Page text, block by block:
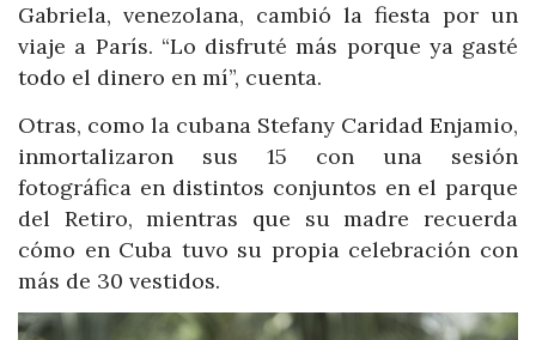
Gabriela, venezolana, cambió la fiesta por un
viaje a París. “Lo disfruté más porque ya gasté
todo el dinero en mí”, cuenta.
Otras, como la cubana Stefany Caridad Enjamio,
inmortalizaron sus 15 con una sesión
fotográfica en distintos conjuntos en el parque
del Retiro, mientras que su madre recuerda
cómo en Cuba tuvo su propia celebración con
más de 30 vestidos.